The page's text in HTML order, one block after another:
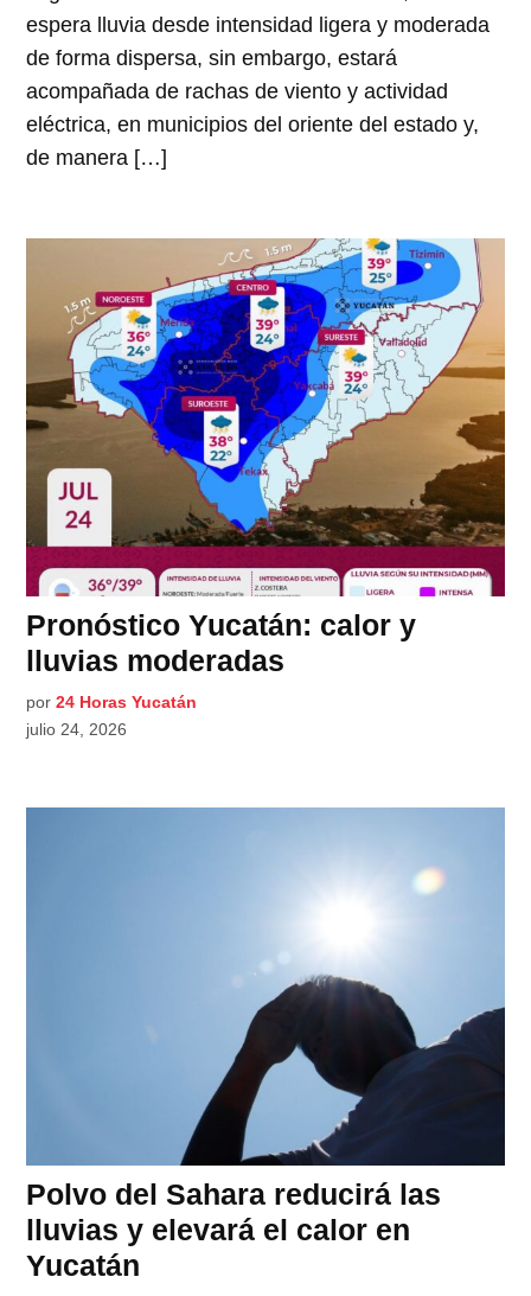
espera lluvia desde intensidad ligera y moderada
de forma dispersa, sin embargo, estará
acompañada de rachas de viento y actividad
eléctrica, en municipios del oriente del estado y,
de manera […]
Pronóstico Yucatán: calor y
lluvias moderadas
por 24 Horas Yucatán
julio 24, 2026
Polvo del Sahara reducirá las
lluvias y elevará el calor en
Yucatán